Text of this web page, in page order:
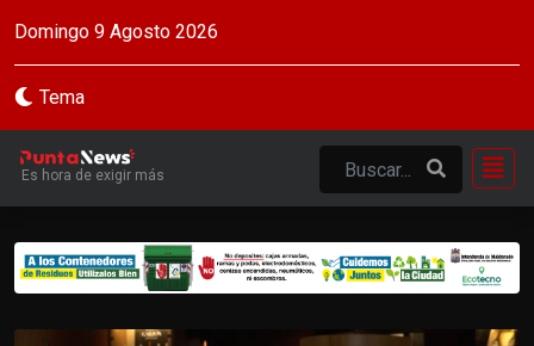
Domingo 9 Agosto 2026
Tema
Es hora de exigir más